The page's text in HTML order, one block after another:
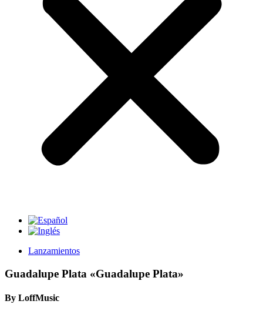
Lanzamientos
Guadalupe Plata «Guadalupe Plata»
By LoffMusic